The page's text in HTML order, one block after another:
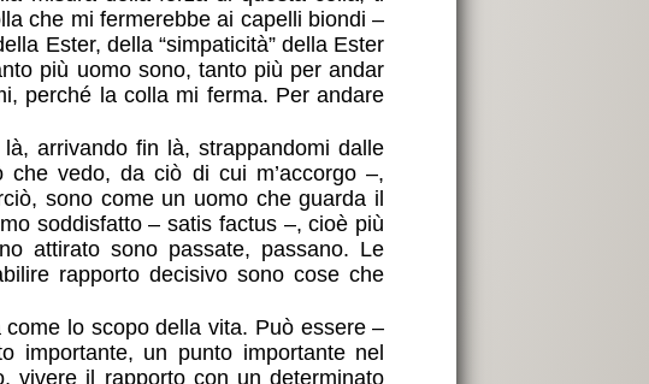
che mi fermerebbe ai capelli biondi –
Ester, della “simpaticità” della Ester
più uomo sono, tanto più per andar
perché la colla mi ferma. Per andare
arrivando fin là, strappandomi dalle
vedo, da ciò di cui m’accorgo –,
sono come un uomo che guarda il
soddisfatto – satis factus –, cioè più
attirato sono passate, passano. Le
rapporto decisivo sono cose che
lo scopo della vita. Può essere –
importante, un punto importante nel
vivere il rapporto con un determinato